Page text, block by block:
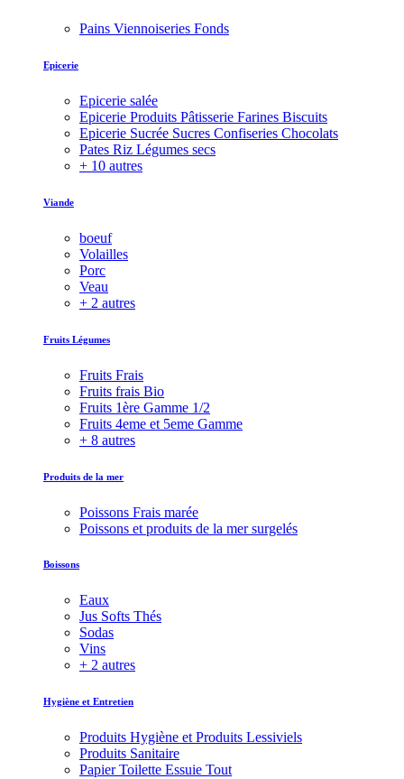
Pains Viennoiseries Fonds
Epicerie
Epicerie salée
Epicerie Produits Pâtisserie Farines Biscuits
Epicerie Sucrée Sucres Confiseries Chocolats
Pates Riz Légumes secs
+ 10 autres
Viande
boeuf
Volailles
Porc
Veau
+ 2 autres
Fruits Légumes
Fruits Frais
Fruits frais Bio
Fruits 1ère Gamme 1/2
Fruits 4eme et 5eme Gamme
+ 8 autres
Produits de la mer
Poissons Frais marée
Poissons et produits de la mer surgelés
Boissons
Eaux
Jus Softs Thés
Sodas
Vins
+ 2 autres
Hygiène et Entretien
Produits Hygiène et Produits Lessiviels
Produits Sanitaire
Papier Toilette Essuie Tout